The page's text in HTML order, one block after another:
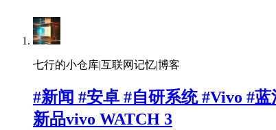
七行的小仓库|互联网记忆|博客
#新闻 #安卓 #自研系统 #Vivo #
新品vivo WATCH 3